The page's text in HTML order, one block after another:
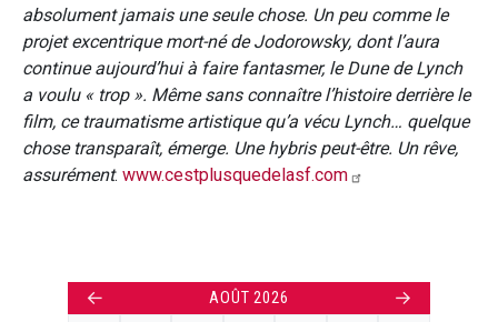
absolument jamais une seule chose. Un peu comme le
projet excentrique mort-né de Jodorowsky, dont l’aura
continue aujourd’hui à faire fantasmer, le Dune de Lynch
a voulu « trop ». Même sans connaître l’histoire derrière le
film, ce traumatisme artistique qu’a vécu Lynch… quelque
chose transparaît, émerge. Une hybris peut-être. Un rêve,
assurément. www.cestplusquedelasf.com
← AOÛT 2026 →